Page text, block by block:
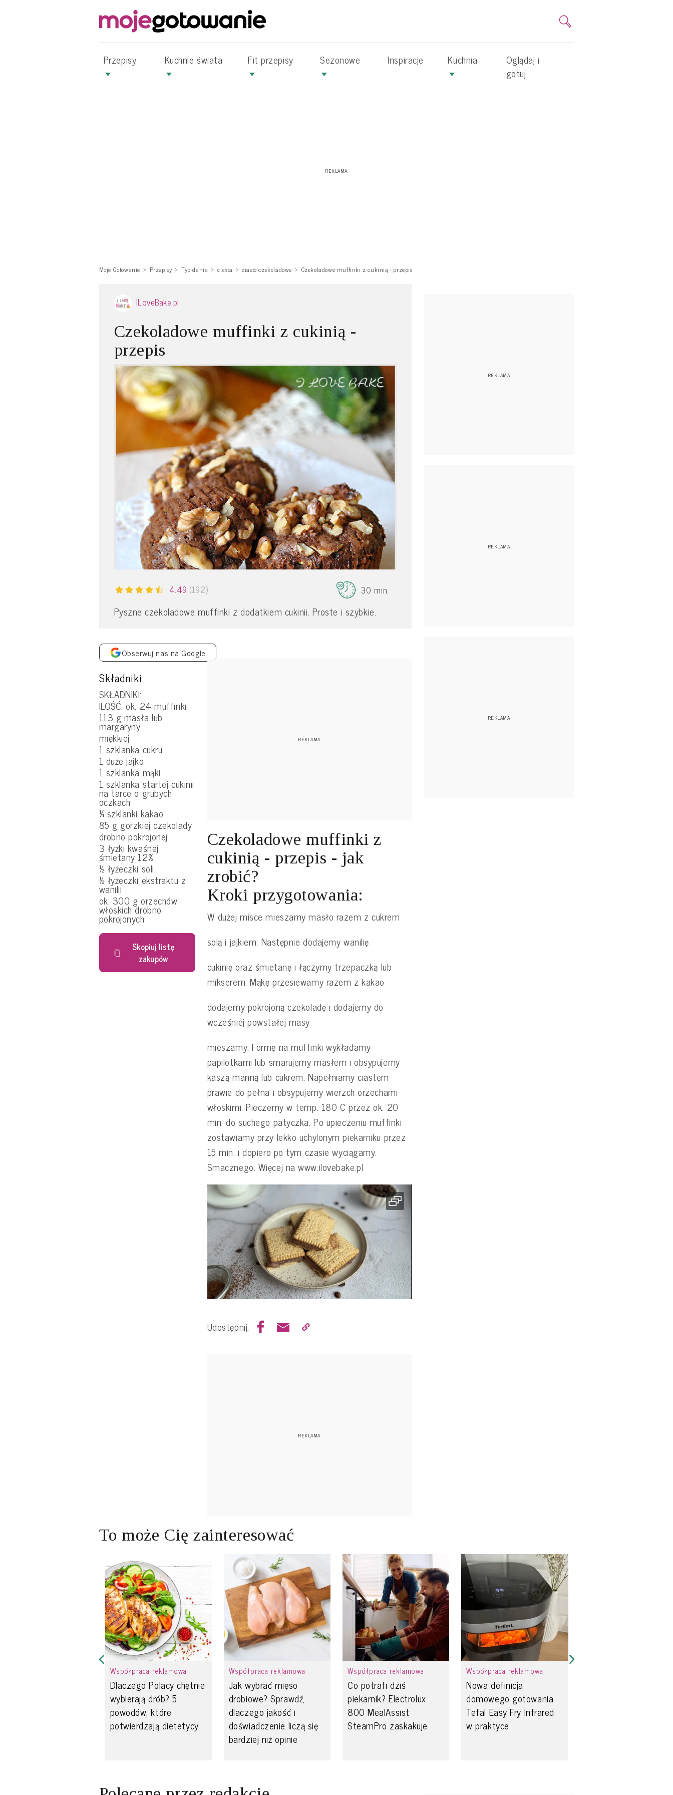
Przepisy Kuchnie świata Fit przepisy Sezonowe Inspiracje Kuchnia
Oglądaj i
gotuj
Moje Gotowanie Przepisy Typ dania ciasta ciasto czekoladowe Czekoladowe muffinki z cukinią - przepis
ILoveBake.pl
Czekoladowe muffinki z cukinią -
przepis
4.49 (192) 30 min.
Pyszne czekoladowe muffinki z dodatkiem cukinii. Proste i szybkie.
Obserwuj nas na Google
Składniki:
SKŁADNIKI:
ILOŚĆ: ok. 24 muffinki
113 g masła lub
margaryny
miękkiej
1 szklanka cukru
1 duże jajko
1 szklanka mąki
1 szklanka startej cukinii
na tarce o grubych
oczkach
¼ szklanki kakao
85 g gorzkiej czekolady
drobno pokrojonej
3 łyżki kwaśnej
śmietany 12%
½ łyżeczki soli
½ łyżeczki ekstraktu z
wanilii
ok. 300 g orzechów
włoskich drobno
pokrojonych
Skopiuj listę
zakupów
Czekoladowe muffinki z
cukinią - przepis - jak
zrobić?
Kroki przygotowania:
W dużej misce mieszamy masło razem z cukrem
solą i jajkiem. Następnie dodajemy wanilię
cukinię oraz śmietanę i łączymy trzepaczką lub
mikserem. Mąkę przesiewamy razem z kakao
dodajemy pokrojoną czekoladę i dodajemy do
wcześniej powstałej masy
mieszamy. Formę na muffinki wykładamy
papilotkami lub smarujemy masłem i obsypujemy
kaszą manną lub cukrem. Napełniamy ciastem
prawie do pełna i obsypujemy wierzch orzechami
włoskimi. Pieczemy w temp. 180 C przez ok. 20
min. do suchego patyczka. Po upieczeniu muffinki
zostawiamy przy lekko uchylonym piekarniku przez
15 min. i dopiero po tym czasie wyciągamy.
Smacznego. Więcej na www.ilovebake.pl
Udostępnij:
To może Cię zainteresować
Współpraca reklamowa
Dlaczego Polacy chętnie
wybierają drób? 5
powodów, które
potwierdzają dietetycy
Współpraca reklamowa
Jak wybrać mięso
drobiowe? Sprawdź,
dlaczego jakość i
doświadczenie liczą się
bardziej niż opinie
Współpraca reklamowa
Co potrafi dziś
piekarnik? Electrolux
800 MealAssist
SteamPro zaskakuje
Współpraca reklamowa
Nowa definicja
domowego gotowania.
Tefal Easy Fry Infrared
w praktyce